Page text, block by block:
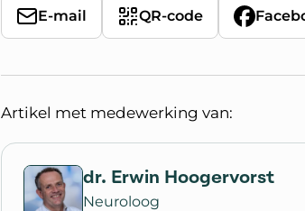
E-mail QR-code
Artikel met medewerking van:
dr. Erwin Hoogervorst
Neuroloog